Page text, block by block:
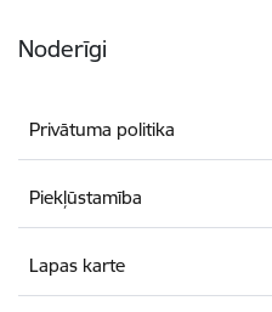
Noderīgi
Privātuma politika
Piekļūstamība
Lapas karte